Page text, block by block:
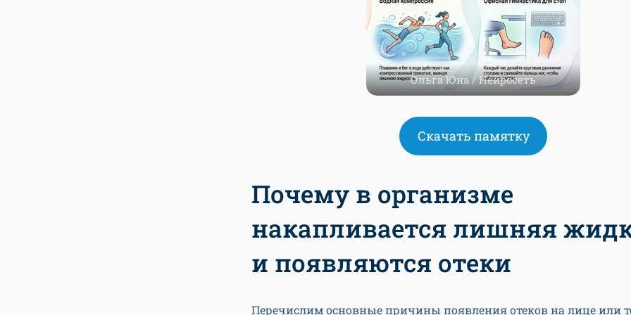
Ольга Юна / Нейросеть
Скачать памятку
Почему в организме
накапливается лишняя
и появляются отеки
Перечислим основные причины появления отеков на лице или